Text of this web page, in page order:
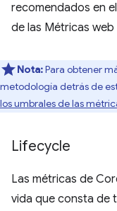
recomendados en
de las Métricas web
Nota:Para obtener
metodología detrás de
los umbrales de las
Lifecycle
Las métricas de
vida que consta de